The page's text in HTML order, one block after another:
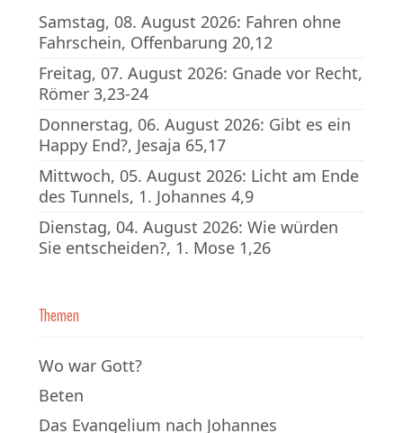
Samstag, 08. August 2026: Fahren ohne
Fahrschein, Offenbarung 20,12
Freitag, 07. August 2026: Gnade vor Recht,
Römer 3,23-24
Donnerstag, 06. August 2026: Gibt es ein
Happy End?, Jesaja 65,17
Mittwoch, 05. August 2026: Licht am Ende
des Tunnels, 1. Johannes 4,9
Dienstag, 04. August 2026: Wie würden
Sie entscheiden?, 1. Mose 1,26
Themen
Wo war Gott?
Beten
Das Evangelium nach Johannes